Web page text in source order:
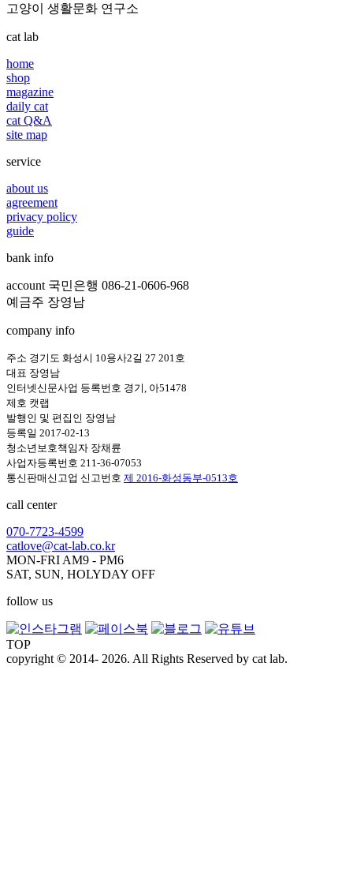
고양이 생활문화 연구소
cat lab
home
shop
magazine
daily cat
cat Q&A
site map
service
about us
agreement
privacy policy
guide
bank info
account 국민은행 086-21-0606-968
예금주 장영남
company info
주소 경기도 화성시 10용사2길 27 201호
대표 장영남
인터넷신문사업 등록번호 경기, 아51478
제호 캣랩
발행인 및 편집인 장영남
등록일 2017-02-13
청소년보호책임자 장채륜
사업자등록번호 211-36-07053
통신판매신고업 신고번호 제 2016-화성동부-0513호
call center
070-7723-4599
catlove@cat-lab.co.kr
MON-FRI AM9 - PM6
SAT, SUN, HOLYDAY OFF
follow us
TOP
copyright © 2014- 2026. All Rights Reserved by cat lab.